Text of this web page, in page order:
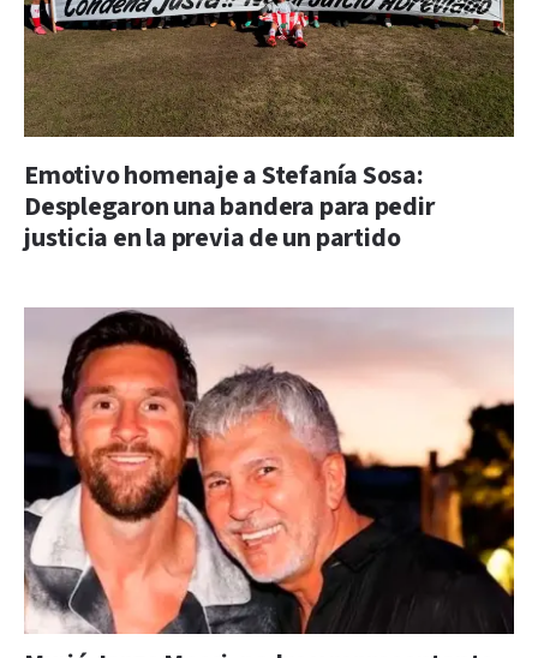
Emotivo homenaje a Stefanía Sosa:
Desplegaron una bandera para pedir
justicia en la previa de un partido